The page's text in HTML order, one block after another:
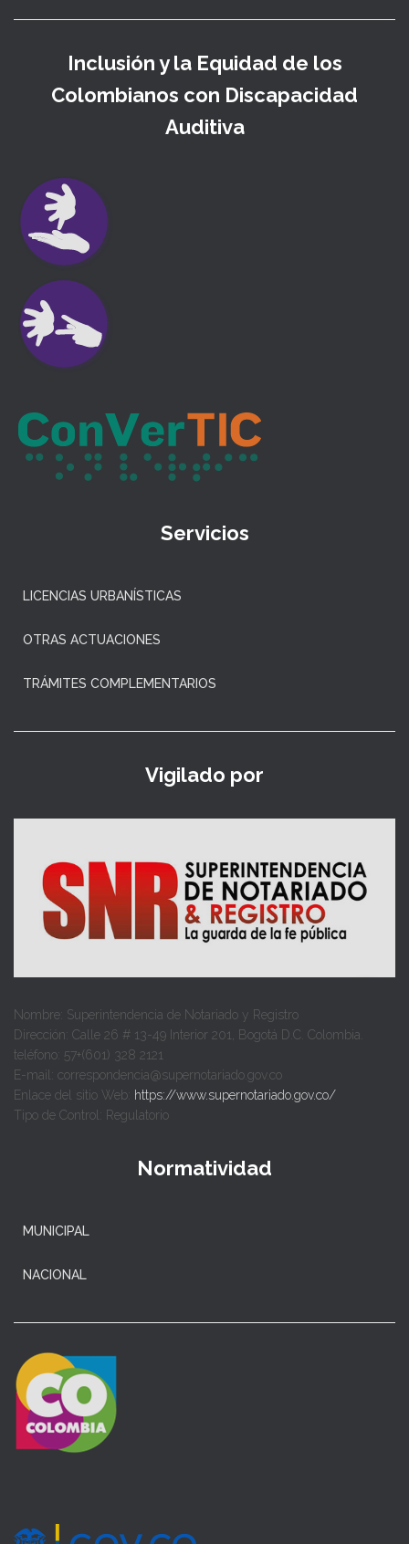
Inclusión y la Equidad de los
Colombianos con Discapacidad
Auditiva
Servicios
LICENCIAS URBANÍSTICAS
OTRAS ACTUACIONES
TRÁMITES COMPLEMENTARIOS
Vigilado por
Nombre: Superintendencia de Notariado y Registro
Dirección: Calle 26 # 13-49 Interior 201, Bogotá D.C. Colombia.
teléfono: 57+(601) 328 2121
E-mail: correspondencia@supernotariado.gov.co
Enlace del sitio Web: https://www.supernotariado.gov.co/
Tipo de Control: Regulatorio
Normatividad
MUNICIPAL
NACIONAL